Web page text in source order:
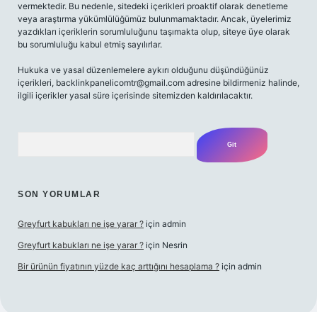
vermektedir. Bu nedenle, sitedeki içerikleri proaktif olarak denetleme
veya araştırma yükümlülüğümüz bulunmamaktadır. Ancak, üyelerimiz
yazdıkları içeriklerin sorumluluğunu taşımakta olup, siteye üye olarak
bu sorumluluğu kabul etmiş sayılırlar.
Hukuka ve yasal düzenlemelere aykırı olduğunu düşündüğünüz
içerikleri, backlinkpanelicomtr@gmail.com adresine bildirmeniz halinde,
ilgili içerikler yasal süre içerisinde sitemizden kaldırılacaktır.
SON YORUMLAR
Greyfurt kabukları ne işe yarar ? için admin
Greyfurt kabukları ne işe yarar ? için Nesrin
Bir ürünün fiyatının yüzde kaç arttığını hesaplama ? için admin